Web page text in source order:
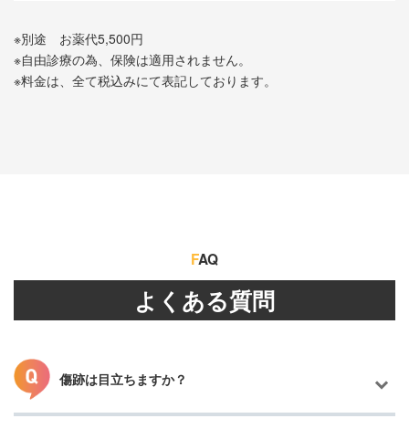
※別途 お薬代5,500円
※自由診療の為、保険は適用されません。
※料金は、全て税込みにて表記しております。
FAQ
よくある質問
傷跡は目立ちますか？